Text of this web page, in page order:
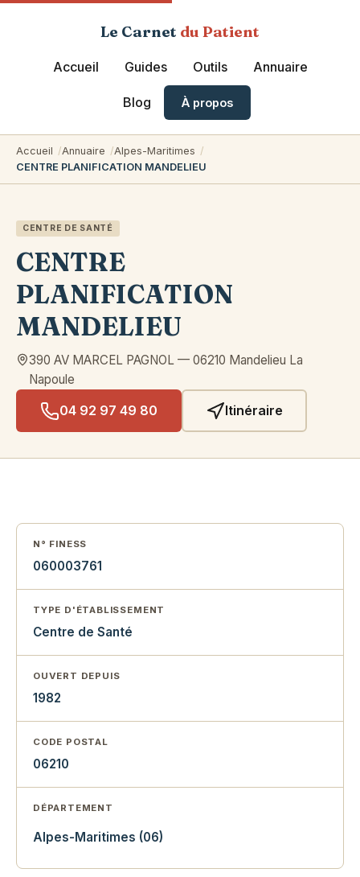
Le Carnet du Patient
Accueil Guides Outils Annuaire
Blog À propos
Accueil Annuaire
Alpes-Maritimes
CENTRE PLANIFICATION MANDELIEU
CENTRE DE SANTÉ
CENTRE
PLANIFICATION
MANDELIEU
390 AV MARCEL PAGNOL — 06210 Mandelieu La
Napoule
04 92 97 49 80 Itinéraire
N° FINESS
060003761
TYPE D'ÉTABLISSEMENT
Centre de Santé
OUVERT DEPUIS
1982
CODE POSTAL
06210
DÉPARTEMENT
Alpes-Maritimes (06)